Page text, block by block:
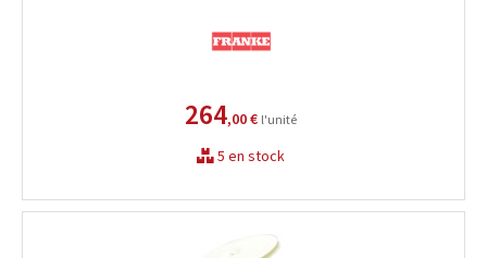
264,00 € l'unité
5 en stock